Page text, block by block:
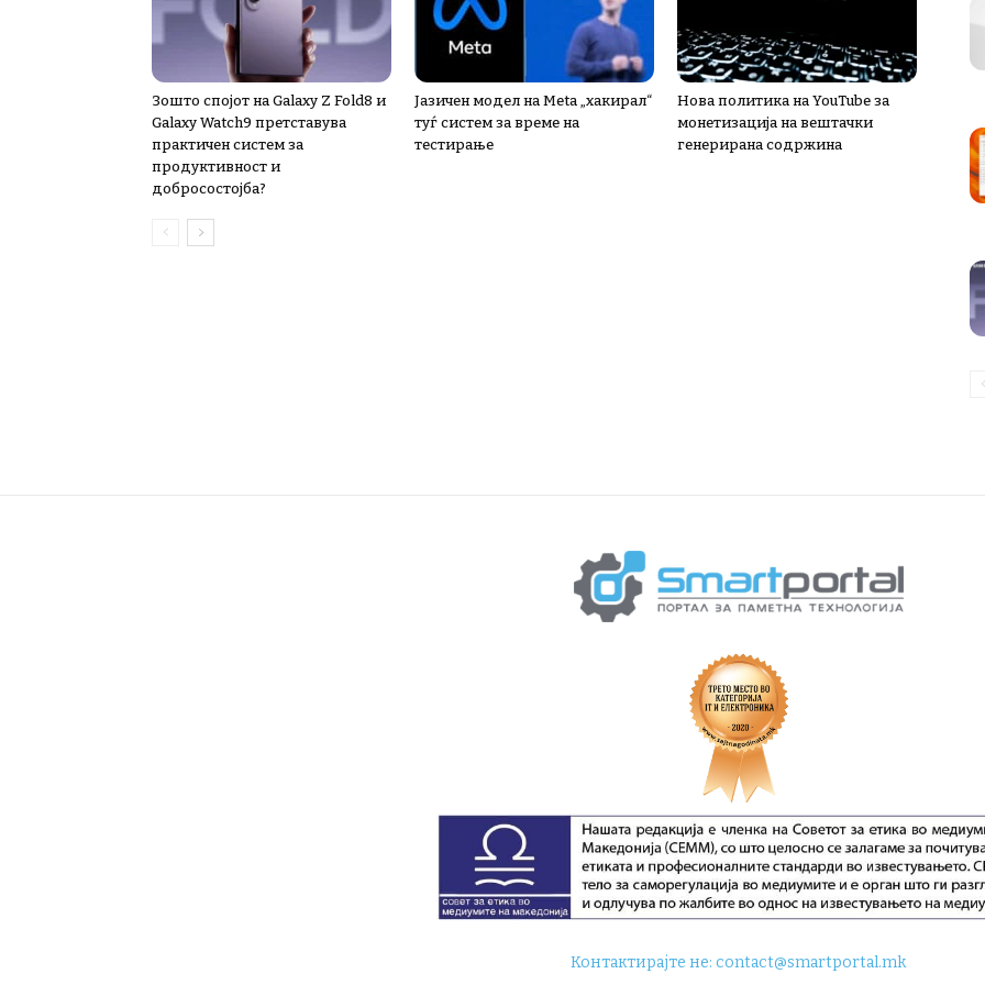
Зошто спојот на Galaxy Z Fold8 и
Galaxy Watch9 претставува
практичен систем за
продуктивност и
добросостојба?
Јазичен модел на Meta „хакирал“
туѓ систем за време на
тестирање
Нова политика на YouTube за
монетизација на вештачки
генерирана содржина
Контактирајте не:contact@smartportal.mk